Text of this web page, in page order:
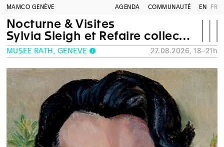
MAMCO GENÈVE AGENDA COMMUNAUTÉ EN FR
Nocturne & Visites
Sylvia Sleigh et Refaire collection
MUSÉE RATH, GENÈVE 27.08.2026, 18–21h